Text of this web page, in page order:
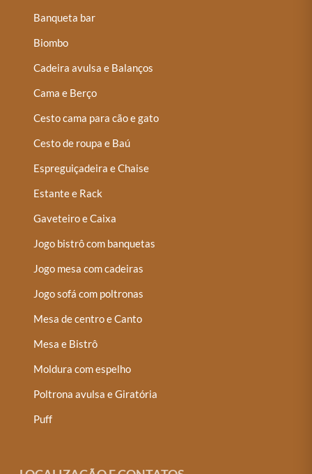
Banqueta bar
Biombo
Cadeira avulsa e Balanços
Cama e Berço
Cesto cama para cão e gato
Cesto de roupa e Baú
Espreguiçadeira e Chaise
Estante e Rack
Gaveteiro e Caixa
Jogo bistrô com banquetas
Jogo mesa com cadeiras
Jogo sofá com poltronas
Mesa de centro e Canto
Mesa e Bistrô
Moldura com espelho
Poltrona avulsa e Giratória
Puff